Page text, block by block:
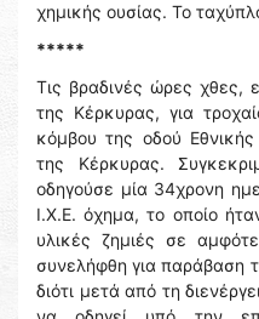
χημικής ουσίας. Το
*****
Τις βραδινές ώρες χθες,
της Κέρκυρας, για
κόμβου της οδού
της Κέρκυρας.
οδηγούσε μία 34χρονη
Ι.Χ.Ε. όχημα, το οποίο
υλικές ζημιές σε
συνελήφθη για παράβαση
διότι μετά από τη